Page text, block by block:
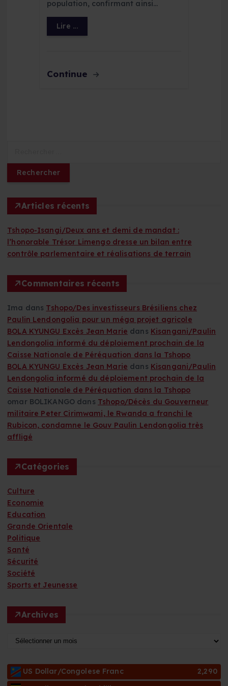
population, confirmant ainsi…
Lire ...
Continue
h
c
h
e
r
:
Articles récents
Tshopo-Isangi/Deux ans et demi de mandat :
l’honorable Trésor Limengo dresse un bilan entre
contrôle parlementaire et réalisations de terrain
Commentaires récents
Ima dans Tshopo/Des investisseurs Brésiliens chez
Paulin Lendongolia pour un méga projet agricole
BOLA KYUNGU Excès Jean Marie dans Kisangani/Paulin
Lendongolia informé du déploiement prochain de la
Caisse Nationale de Péréquation dans la Tshopo
BOLA KYUNGU Excès Jean Marie dans Kisangani/Paulin
Lendongolia informé du déploiement prochain de la
Caisse Nationale de Péréquation dans la Tshopo
omar BOLIKANGO dans Tshopo/Décès du Gouverneur
militaire Peter Cirimwami, le Rwanda a franchi le
Rubicon, condamne le Gouv Paulin Lendongolia très
affligé
Catégories
Culture
Economie
Education
Grande Orientale
Politique
Santé
Sécurité
Société
Sports et Jeunesse
Archives
c
h
US Dollar/Congolese Franc
2,290